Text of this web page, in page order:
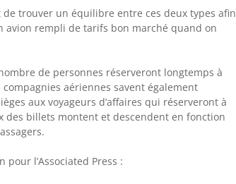
trouver un équilibre entre ces deux types afin
avion rempli de tarifs bon marché quand on
de personnes réserveront longtemps à
aériennes savent également
aux voyageurs d’affaires qui réserveront à
billets montent et descendent en fonction
l’Associated Press :